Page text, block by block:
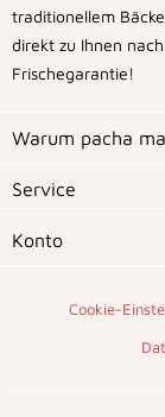
traditionellem
direkt zu Ihnen
Frischegarantie!
Warum pacha
Service
Konto
Cookie-